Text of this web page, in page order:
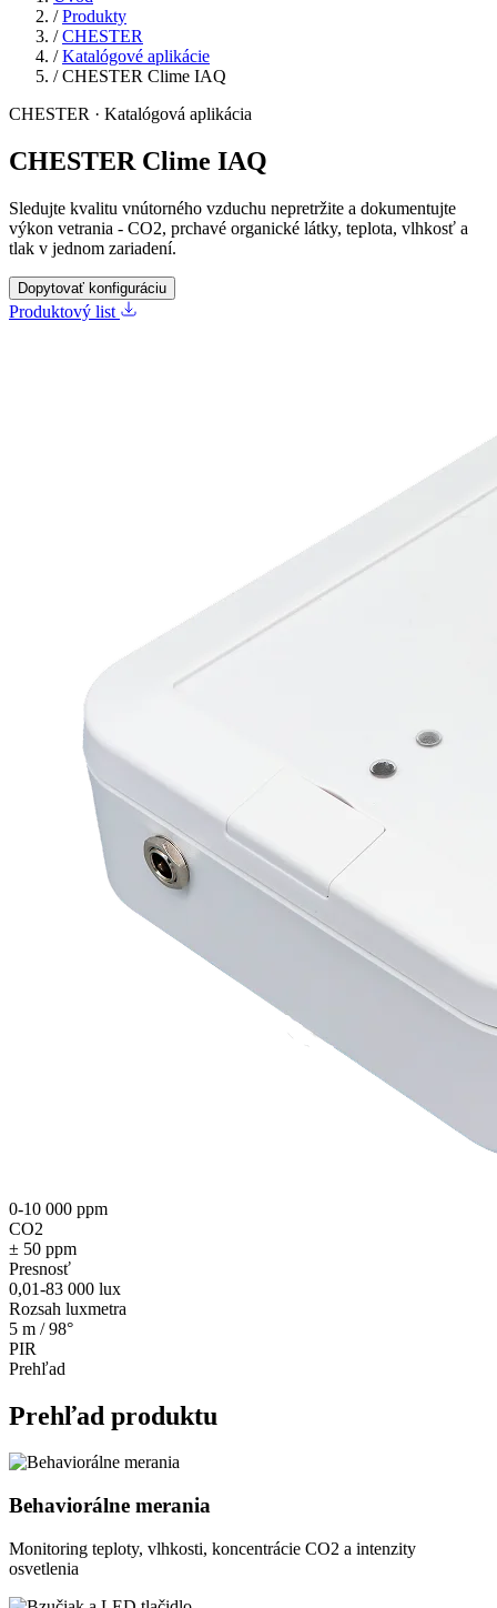
/ Produkty
/ CHESTER
/ Katalógové aplikácie
/ CHESTER Clime IAQ
CHESTER · Katalógová aplikácia
CHESTER Clime IAQ
Sledujte kvalitu vnútorného vzduchu nepretržite a dokumentujte
výkon vetrania - CO2, prchavé organické látky, teplota, vlhkosť a
tlak v jednom zariadení.
Dopytovať konfiguráciu
Produktový list
0-10 000 ppm
CO2
± 50 ppm
Presnosť
0,01-83 000 lux
Rozsah luxmetra
5 m / 98°
PIR
Prehľad
Prehľad produktu
Behaviorálne merania
Monitoring teploty, vlhkosti, koncentrácie CO2 a intenzity
osvetlenia